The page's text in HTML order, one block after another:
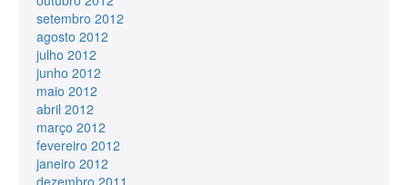
setembro 2012
agosto 2012
julho 2012
junho 2012
maio 2012
abril 2012
março 2012
fevereiro 2012
janeiro 2012